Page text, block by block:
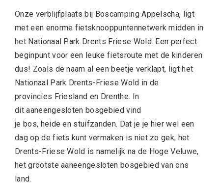
Onze verblijfplaats bij Boscamping Appelscha, ligt
met een enorme fietsknooppuntennetwerk midden in
het Nationaal Park Drents Friese Wold. Een perfect
beginpunt voor een leuke fietsroute met de kinderen
dus! Zoals de naam al een beetje verklapt, ligt het
Nationaal Park Drents-Friese Wold in de
provincies Friesland en Drenthe. In
dit aaneengesloten bosgebied vind
je bos, heide en stuifzanden. Dat je je hier wel een
dag op de fiets kunt vermaken is niet zo gek, het
Drents-Friese Wold is namelijk na de Hoge Veluwe,
het grootste aaneengesloten bosgebied van ons
land.